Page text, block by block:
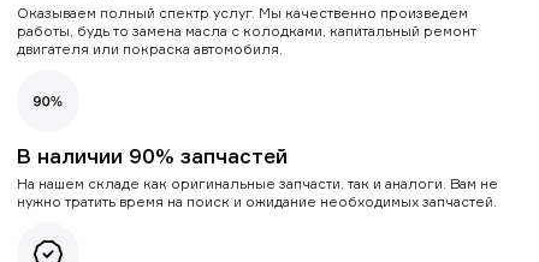
Оказываем полный спектр услуг. Мы качественно произведем
работы, будь то замена масла с колодками, капитальный ремонт
двигателя или покраска автомобиля.
В наличии 90% запчастей
На нашем складе как оригинальные запчасти, так и аналоги. Вам не
нужно тратить время на поиск и ожидание необходимых запчастей.